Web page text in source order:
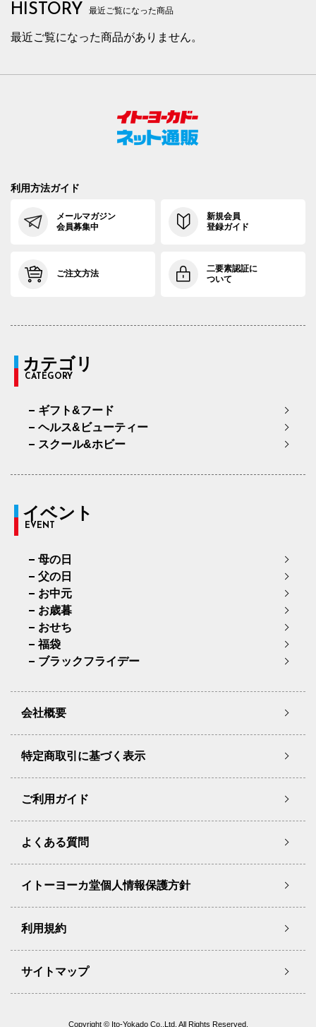
HISTORY 最近ご覧になった商品
最近ご覧になった商品がありません。
利用方法ガイド
メールマガジン
会員募集中
新規会員
登録ガイド
ご注文方法
二要素認証に
ついて
カテゴリ
CATEGORY
ギフト&フード
ヘルス&ビューティー
スクール&ホビー
イベント
EVENT
母の日
父の日
お中元
お歳暮
おせち
福袋
ブラックフライデー
会社概要
特定商取引に基づく表示
ご利用ガイド
よくある質問
イトーヨーカ堂個人情報保護方針
利用規約
サイトマップ
Copyright © Ito-Yokado Co.,Ltd. All Rights Reserved.